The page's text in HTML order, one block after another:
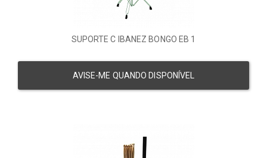
SUPORTE C IBANEZ BONGO EB 1
AVISE-ME QUANDO DISPONÍVEL